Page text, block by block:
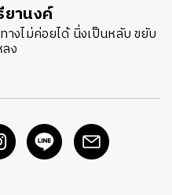
า​นงค์​
างไม่ค่อยได้ นิ่งเป็นหลับ ขยับ
ง